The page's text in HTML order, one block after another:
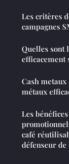
Les critères
campagnes
Quelles sont
efficacement
Cash
métaux
Les
café
défenseur